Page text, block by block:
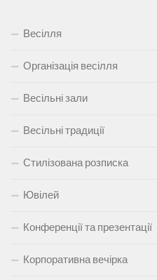
Весілля
Організація весілля
Весільні зали
Весільні традиції
Стилізована розписка
Ювілей
Конференції та презентації
Корпоративна вечірка